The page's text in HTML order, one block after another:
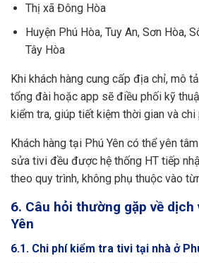
Thị xã Đông Hòa
Huyện Phú Hòa, Tuy An, Sơn Hòa,
Tây Hòa
Khi khách hàng cung cấp địa chỉ, mô
tổng đài hoặc app sẽ điều phối kỹ
kiểm tra, giúp tiết kiệm thời gian và chi
Khách hàng tại Phú Yên có thể yên
sửa tivi đều được hệ thống HT tiếp
theo quy trình, không phụ thuộc vào
6. Câu hỏi thường gặp về dịch
Yên
6.1. Chi phí kiểm tra tivi tại nhà ở